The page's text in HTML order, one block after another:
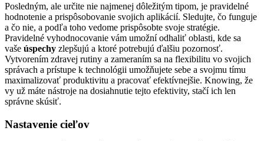
Posledným, ale určite nie najmenej dôležitým tipom, je pravidelné
hodnotenie a prispôsobovanie svojich aplikácií. Sledujte, čo funguje
a čo nie, a podľa toho vedome prispôsobte svoje stratégie.
Pravidelné vyhodnocovanie vám umožní odhaliť oblasti, kde sa
vaše úspechy zlepšujú a ktoré potrebujú ďalšiu pozornosť.
Vytvorením zdravej rutiny a zameraním sa na flexibilitu vo svojich
správach a prístupe k technológii umožňujete sebe a svojmu tímu
maximalizovať produktivitu a pracovať efektívnejšie. Knowing, že
vy už máte nástroje na dosiahnutie tejto efektivity, stačí ich len
správne skúsiť.
Nastavenie cieľov